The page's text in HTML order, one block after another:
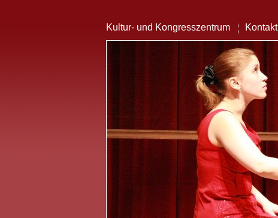
Kultur- und Kongresszentrum Kontakt